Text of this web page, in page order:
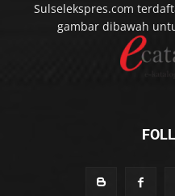
Sulselekspres.com
gambar dibawah